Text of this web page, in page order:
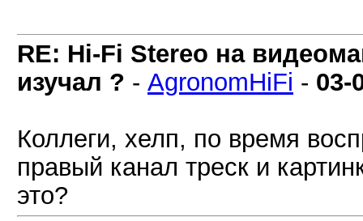
RE: Hi-Fi Stereo на
изучал ? - AgronomHiFi - 03-
Коллеги, хелп, по время
правый канал треск и
это?